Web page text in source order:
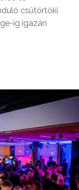
csütörtöki
ig igazán